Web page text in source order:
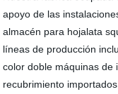
apoyo de las
almacén para hojalata
líneas de producción
color doble máquinas de
recubrimiento